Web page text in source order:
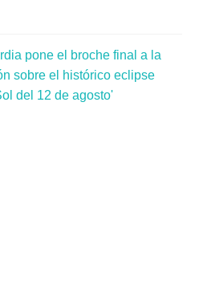
pone el broche final a la
sobre el histórico eclipse
del 12 de agosto'